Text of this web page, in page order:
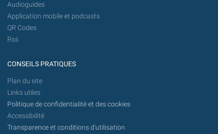
Audioguides
Application mobile et podcasts
QR Codes
Rss
CONSEILS PRATIQUES
Plan du site
Links utiles
Politique de confidentialité et des cookies
Accessibilité
Transparence et conditions d'utilisation